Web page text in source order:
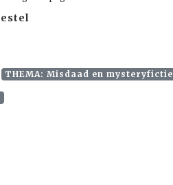
THEMA: Misdaad en mysteryfictie